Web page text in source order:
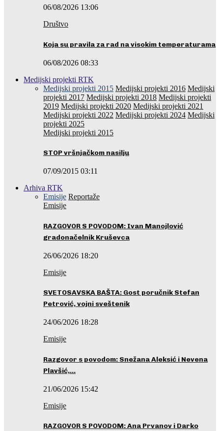
06/08/2026 13:06
Društvo
Koja su pravila za rad na visokim temperaturama
06/08/2026 08:33
Medijski projekti RTK
Medijski projekti 2015 Medijski projekti 2016 Medijski
projekti 2017 Medijski projekti 2018 Medijski projekti
2019 Medijski projekti 2020 Medijski projekti 2021
Medijski projekti 2022 Medijski projekti 2024 Medijski
projekti 2025
Medijski projekti 2015
STOP vršnjačkom nasilju
07/09/2015 03:11
Arhiva RTK
Emisije Reportaže
Emisije
RAZGOVOR S POVODOM: Ivan Manojlović
gradonačelnik Kruševca
26/06/2026 18:20
Emisije
SVETOSAVSKA BAŠTA: Gost poručnik Stefan
Petrović, vojni sveštenik
24/06/2026 18:28
Emisije
Razgovor s povodom: Snežana Aleksić i Nevena
Plavšić,…
21/06/2026 15:42
Emisije
RAZGOVOR S POVODOM: Ana Prvanov i Darko